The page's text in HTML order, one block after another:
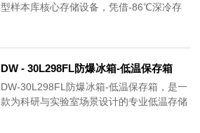
型样本库核心存储设备，凭借-86℃深冷存
供稳定可靠的生物样本存储解决方案。可安
全保存病毒病菌、红细胞白细胞、皮肤骨
骼、生物制品等各类对温度敏感的珍贵样
本，温度均匀性≤±3℃，符合GMP、
ISO13485等专业认证标准。
DW - 30L298FL防爆冰箱-低温保存箱
DW-30L298FL防爆冰箱-低温保存箱，是一
款为科研与实验室场景设计的专业低温存储